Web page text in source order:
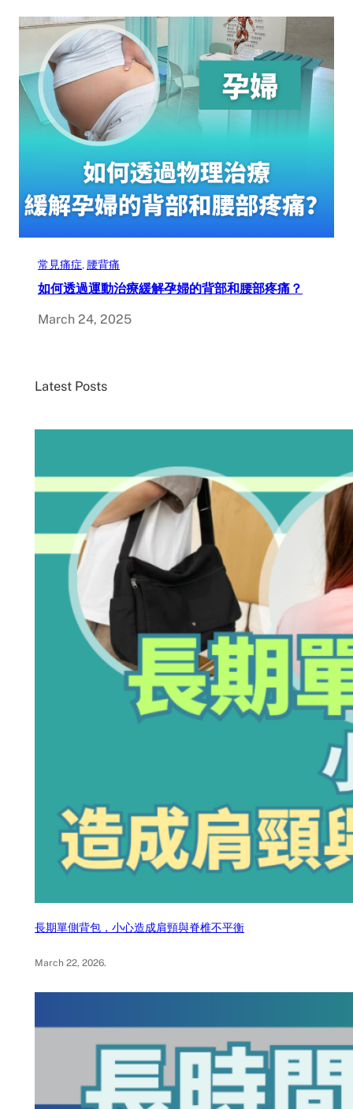
常見痛症, 腰背痛
如何透過運動治療緩解孕婦的背部和腰部疼痛？
March 24, 2025
Latest Posts
長期單側背包，小心造成肩頸與脊椎不平衡
March 22, 2026.